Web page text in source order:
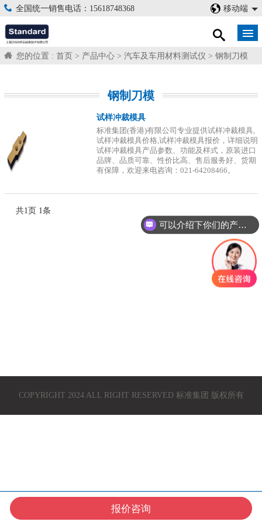
全国统一销售电话：15618748368 移动端
您的位置 : 首页 > 产品中心 > 汽车及车用材料测试仪 > 钢制刀模
钢制刀模
试样冲裁模具
标准集团(香港)有限公司专业提供试样冲裁模具,
试样冲裁模具价格,试样冲裁模具报价，详细说明
试样冲裁模具产品参数、功能及样式，原装进口
品牌、品质可靠、性价比高、售后服务好、货期
有保障，欢迎来电咨询：021-64208466。
共1页 1条
COPYRIGHT 2024 ALL RIGHT RESERVED 标准集团 版权所有
在线咨询 获取报价 联系我们
可以介绍下你们的产品么？
报价咨询